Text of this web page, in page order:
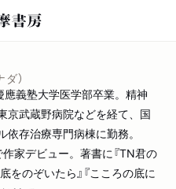
）
義塾大学医学部卒業。精神
京武蔵野病院などを経て、国
存治療専門病棟に勤務。
家デビュー。著書に『TN君の
をのぞいたら』『こころの底に